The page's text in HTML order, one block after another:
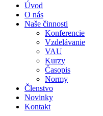
Úvod
O nás
Naše činnosti
Konferencie
Vzdelávanie
VAU
Kurzy
Časopis
Normy
Členstvo
Novinky
Kontakt